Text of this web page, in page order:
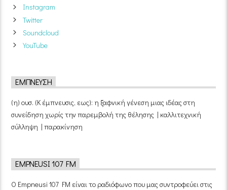
Instagram
Twitter
Soundcloud
YouTube
ΈΜΠΝΕΥΣΗ
(η) ουσ. (Κ έμπνευσις, εως): η ξαφνική γένεση μιας ιδέας στη
συνείδηση χωρίς την παρεμβολή της θέλησης | καλλιτεχνική
σύλληψη | παρακίνηση
EMPNEUSI 107 FM
Ο Empneusi 107 FM είναι το ραδιόφωνο που μας συντροφεύει στις